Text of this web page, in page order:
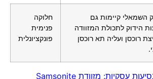
השמאלי קיימות גם
הידוק לתכולת המזוודה
רוכסן ועליה תא רוכסן
חלוקה
פנימית
פונקציונלית
הפתרון המושלם לנסיעות עסקיות: מזוודת Samsonite